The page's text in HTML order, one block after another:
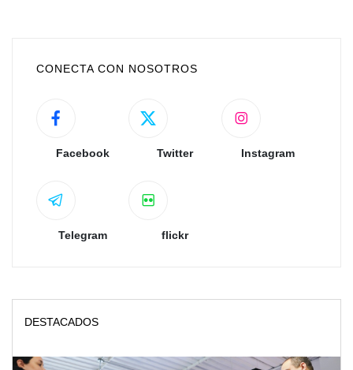
CONECTA CON NOSOTROS
Facebook Twitter Instagram
Telegram flickr
DESTACADOS